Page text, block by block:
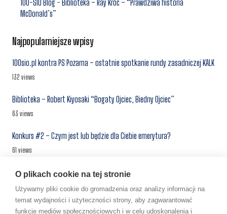
100-SIO Blog - Biblioteka – Ray Kroc – “Prawdziwa historia
McDonald’s”
Najpopularniejsze wpisy
100sio.pl kontra PS Pożarna – ostatnie spotkanie rundy zasadniczej KALK
132 views
Biblioteka – Robert Kiyosaki “Bogaty Ojciec, Biedny Ojciec”
63 views
Konkurs #2 – Czym jest lub będzie dla Ciebie emerytura?
61 views
“100-SIO” Apartamenty – kolejne inwestycje – ciąg dalszy
55 views
Centrum Inwestora #1 – najem prywatny, a najem w ramach
O plikach cookie na tej stronie
Używamy pliki cookie do gromadzenia oraz analizy informacji na
temat wydajności i użyteczności strony, aby zagwarantować
funkcje mediów społecznościowych i w celu udoskonalenia i